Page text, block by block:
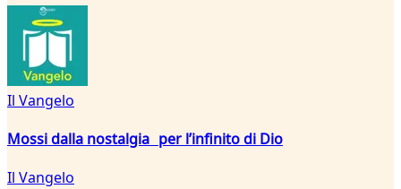
Il Vangelo
Mossi dalla nostalgia per l’infinito di Dio
Il Vangelo